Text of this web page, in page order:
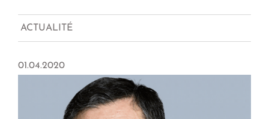
ACTUALITÉ
01.04.2020